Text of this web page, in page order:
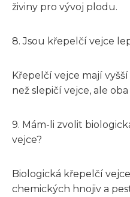
živiny pro vývoj plodu.
8. Jsou křepelčí vejce
Křepelčí vejce mají
než slepičí vejce, ale
9. Mám-li zvolit
vejce?
Biologická křepelčí
chemických hnojiv a